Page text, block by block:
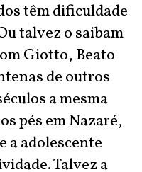
têm dificuldade
talvez o saibam
Giotto, Beato
de outros
a mesma
pés em Nazaré,
a adolescente
Talvez a